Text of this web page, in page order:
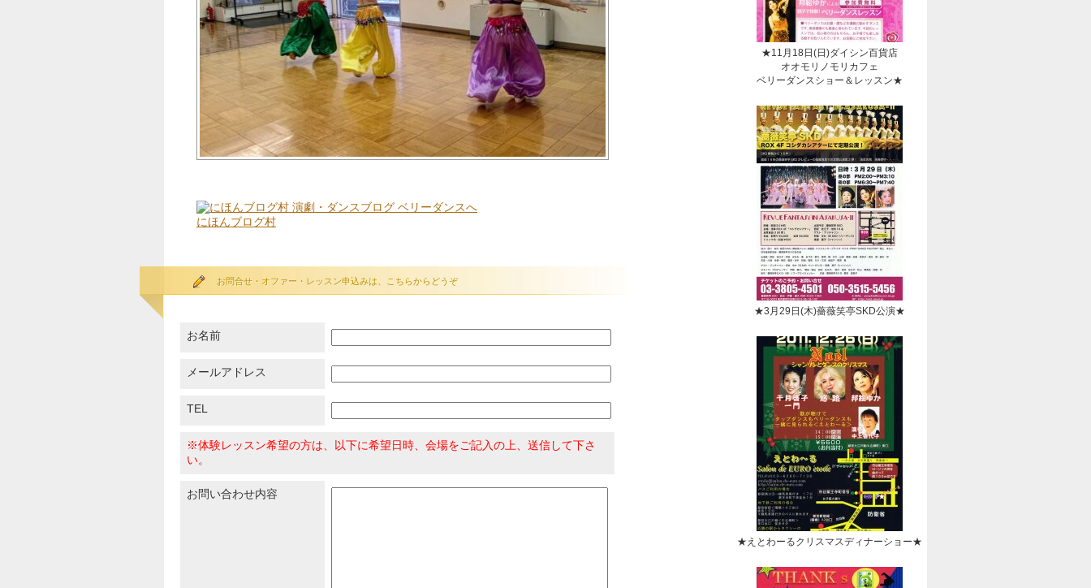
にほんブログ村
お問合せ・オファー・レッスン申込みは、こちらからどうぞ
お名前
メールアドレス
TEL
※体験レッスン希望の方は、以下に希望日時、会場をご記入の上、送信して下さ
い。
お問い合わせ内容
★11月18日(日)ダイシン百貨店
オオモリノモリカフェ
ベリーダンスショー＆レッスン★
★3月29日(木)薔薇笑亭SKD公演★
★えとわーるクリスマスディナーショー★